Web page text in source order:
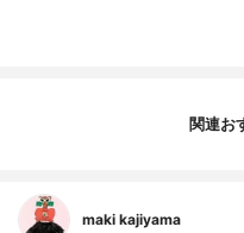
関連お
maki kajiyama